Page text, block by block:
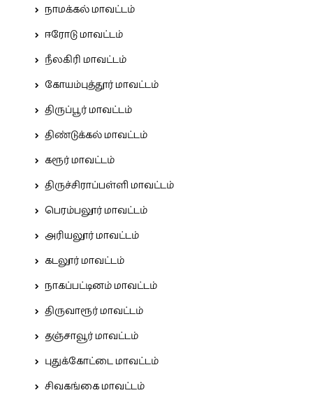
நாமக்கல் மாவட்டம்
ஈரோடு மாவட்டம்
நீலகிரி மாவட்டம்
கோயம்புத்தூர் மாவட்டம்
திருப்பூர் மாவட்டம்
திண்டுக்கல் மாவட்டம்
கரூர் மாவட்டம்
திருச்சிராப்பள்ளி மாவட்டம்
பெரம்பலூர் மாவட்டம்
அரியலூர் மாவட்டம்
கடலூர் மாவட்டம்
நாகப்பட்டினம் மாவட்டம்
திருவாரூர் மாவட்டம்
தஞ்சாவூர் மாவட்டம்
புதுக்கோட்டை மாவட்டம்
சிவகங்கை மாவட்டம்